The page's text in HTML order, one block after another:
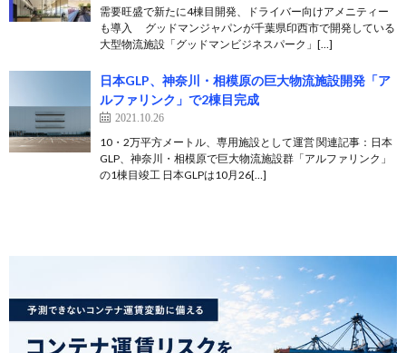
需要旺盛で新たに4棟目開発、ドライバー向けアメニティー
も導入 グッドマンジャパンが千葉県印西市で開発している
大型物流施設「グッドマンビジネスパーク」[…]
日本GLP、神奈川・相模原の巨大物流施設開発「ア
ルファリンク」で2棟目完成
2021.10.26
10・2万平方メートル、専用施設として運営 関連記事：日本
GLP、神奈川・相模原で巨大物流施設群「アルファリンク」
の1棟目竣工 日本GLPは10月26[…]